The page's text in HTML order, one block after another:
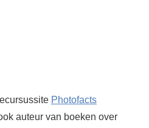
Photofacts
auteur van boeken over